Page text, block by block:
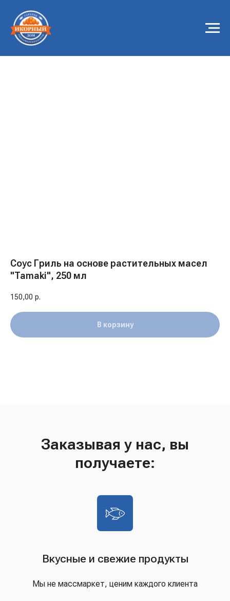
Соус Гриль на основе растительных масел
"Tamaki", 250 мл
150,00 р.
В корзину
Заказывая у нас, вы
получаете:
Вкусные и свежие продукты
Мы не массмаркет, ценим каждого клиента